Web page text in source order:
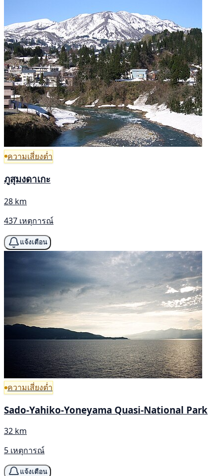
ความเสี่ยงต่ำ
ภูสุมงดาเกะ
28 km
437 เหตุการณ์
แจ้งเตือน
ความเสี่ยงต่ำ
Sado-Yahiko-Yoneyama Quasi-National Park
32 km
5 เหตุการณ์
แจ้งเตือน